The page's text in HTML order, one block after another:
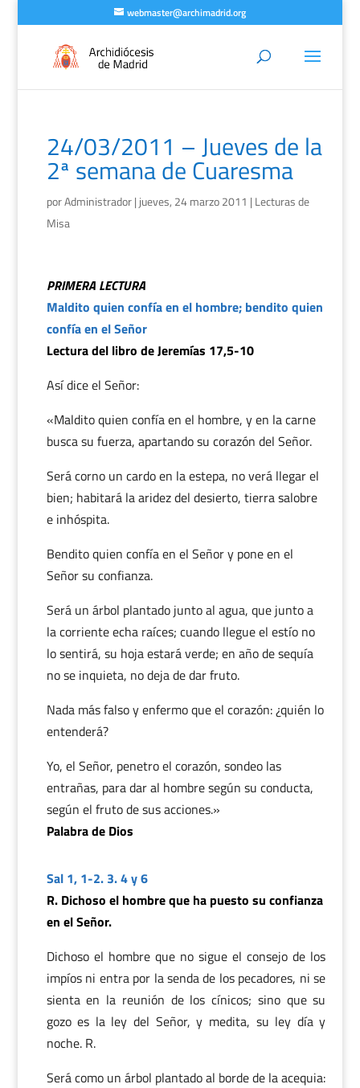
webmaster@archimadrid.org
24/03/2011 – Jueves de la
2ª semana de Cuaresma
porAdministrador| jueves, 24 marzo 2011 | Lecturas de
Misa
PRIMERA LECTURA
Maldito quien confía en el hombre; bendito quien
confía en el Señor
Lectura del libro de Jeremías 17,5-10
Así dice el Señor:
«Maldito quien confía en el hombre, y en la carne
busca su fuerza, apartando su corazón del Señor.
Será corno un cardo en la estepa, no verá llegar el
bien; habitará la aridez del desierto, tierra salobre
e inhóspita.
Bendito quien confía en el Señor y pone en el
Señor su confianza.
Será un árbol plantado junto al agua, que junto a
la corriente echa raíces; cuando llegue el estío no
lo sentirá, su hoja estará verde; en año de sequía
no se inquieta, no deja de dar fruto.
Nada más falso y enfermo que el corazón: ¿quién lo
entenderá?
Yo, el Señor, penetro el corazón, sondeo las
entrañas, para dar al hombre según su conducta,
según el fruto de sus acciones.»
Palabra de Dios
Sal 1, 1-2. 3. 4 y 6
R. Dichoso el hombre que ha puesto su confianza
en el Señor.
Dichoso el hombre que no sigue el consejo de los
impíos ni entra por la senda de los pecadores, ni se
sienta en la reunión de los cínicos; sino que su
gozo es la ley del Señor, y medita, su ley día y
noche. R.
Será como un árbol plantado al borde de la acequia: